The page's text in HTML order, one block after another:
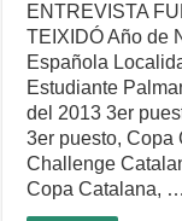
ENTREVISTA
TEIXIDÓ Año de
Española
Estudiante
del 2013 3er
3er puesto, Copa
Challenge
Copa Catalana, …